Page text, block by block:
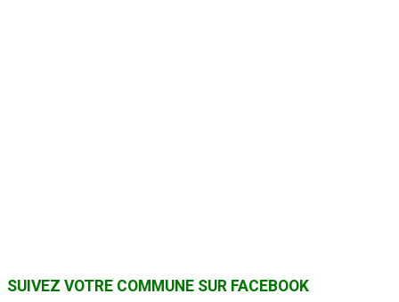
SUIVEZ VOTRE COMMUNE SUR FACEBOOK